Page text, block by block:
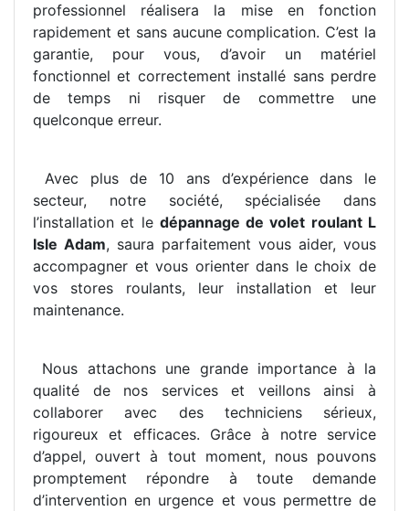
professionnel réalisera la mise en fonction
rapidement et sans aucune complication. C’est la
garantie, pour vous, d’avoir un matériel
fonctionnel et correctement installé sans perdre
de temps ni risquer de commettre une
quelconque erreur.
Avec plus de 10 ans d’expérience dans le
secteur, notre société, spécialisée dans
l’installation et le dépannage de volet roulant L
Isle Adam, saura parfaitement vous aider, vous
accompagner et vous orienter dans le choix de
vos stores roulants, leur installation et leur
maintenance.
Nous attachons une grande importance à la
qualité de nos services et veillons ainsi à
collaborer avec des techniciens sérieux,
rigoureux et efficaces. Grâce à notre service
d’appel, ouvert à tout moment, nous pouvons
promptement répondre à toute demande
d’intervention en urgence et vous permettre de